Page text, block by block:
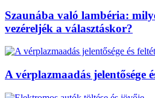
Szaunába való lambéria:
vezéreljék a választáskor?
A vérplazmaadás jelentősége